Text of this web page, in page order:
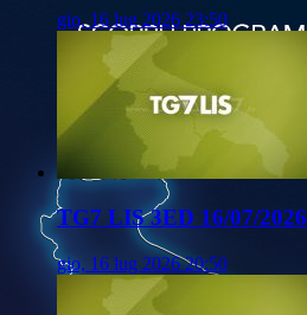
gio, 16 lug 2026 23:50
TG7 LIS 3ED 16/07/2026
gio, 16 lug 2026 20:50